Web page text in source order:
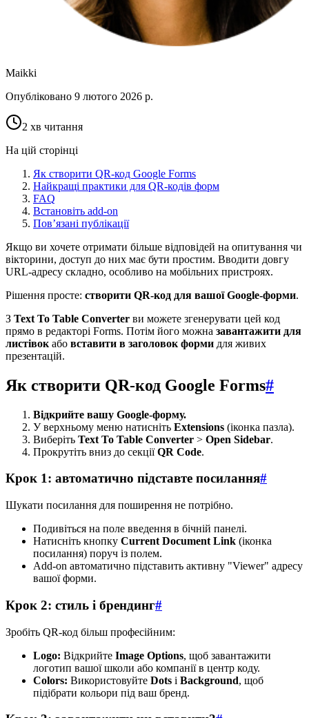
Maikki
Опубліковано 9 лютого 2026 р.
2 хв читання
На цій сторінці
Як створити QR-код Google Forms
Найкращі практики для QR-кодів форм
FAQ
Встановіть add-on
Пов’язані публікації
Якщо ви хочете отримати більше відповідей на опитування чи
вікторини, доступ до них має бути простим. Вводити довгу
URL-адресу складно, особливо на мобільних пристроях.
Рішення просте: створити QR-код для вашої Google-форми.
З Text To Table Converter ви можете згенерувати цей код
прямо в редакторі Forms. Потім його можна завантажити для
листівок або вставити в заголовок форми для живих
презентацій.
Як створити QR-код Google Forms#
Відкрийте вашу Google-форму.
У верхньому меню натисніть Extensions (іконка пазла).
Виберіть Text To Table Converter > Open Sidebar.
Прокрутіть вниз до секціїQR Code.
Крок 1: автоматично підставте посилання#
Шукати посилання для поширення не потрібно.
Подивіться на поле введення в бічній панелі.
Натисніть кнопку Current Document Link (іконка
посилання) поруч із полем.
Add-on автоматично підставить активну "Viewer" адресу
вашої форми.
Крок 2: стиль і брендинг#
Зробіть QR-код більш професійним:
Logo: Відкрийте Image Options, щоб завантажити
логотип вашої школи або компанії в центр коду.
Colors: Використовуйте Dots і Background, щоб
підібрати кольори під ваш бренд.